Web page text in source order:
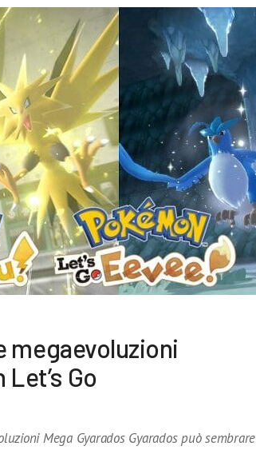
megaevoluzioni
Go
Mega Gyarados Gyarados può sembrare